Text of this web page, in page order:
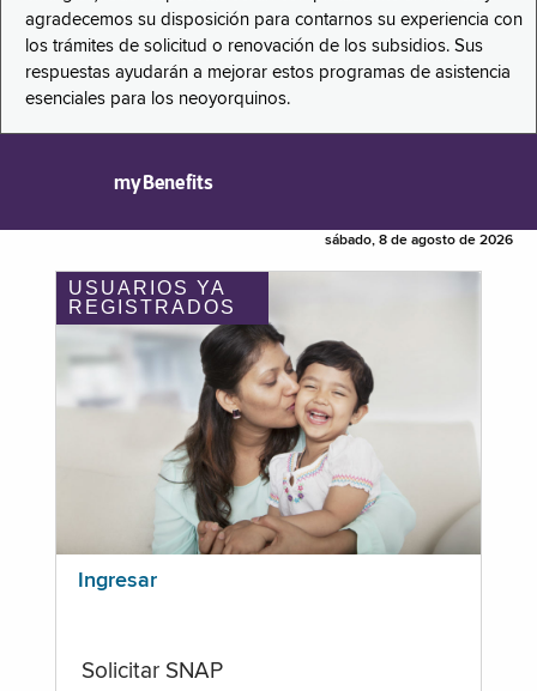
agradecemos su disposición para contarnos su experiencia con
los trámites de solicitud o renovación de los subsidios. Sus
respuestas ayudarán a mejorar estos programas de asistencia
esenciales para los neoyorquinos.
myBenefits
sábado, 8 de agosto de 2026
USUARIOS YA
REGISTRADOS
Ingresar
Solicitar SNAP